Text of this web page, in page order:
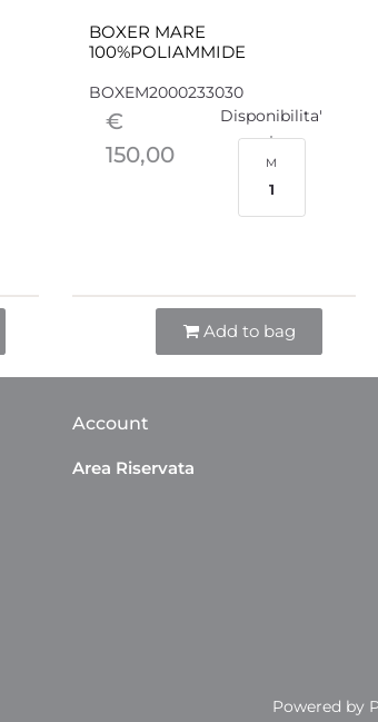
BOXER MARE
100%POLIAMMIDE
BOXEM2000233030
€
150,00
Disponibilita'
M
1
Add to bag
Account
Area Riservata
Powered by